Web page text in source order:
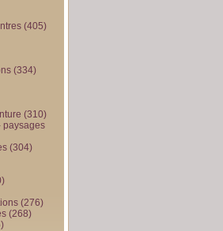
(405)
(334)
(310)
paysages
(304)
(276)
(268)